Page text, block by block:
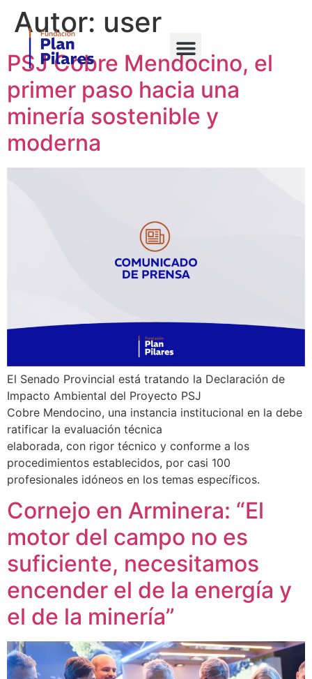
Autor: user
PSJ Cobre Mendocino, el
primer paso hacia una
minería sostenible y
moderna
El Senado Provincial está tratando la Declaración de
Impacto Ambiental del Proyecto PSJ
Cobre Mendocino, una instancia institucional en la debe
ratificar la evaluación técnica
elaborada, con rigor técnico y conforme a los
procedimientos establecidos, por casi 100
profesionales idóneos en los temas específicos.
Cornejo en Arminera: “El
motor del campo no es
suficiente, necesitamos
encender el de la energía y
el de la minería”